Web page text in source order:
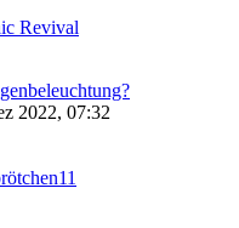
Revival
2022, 07:32